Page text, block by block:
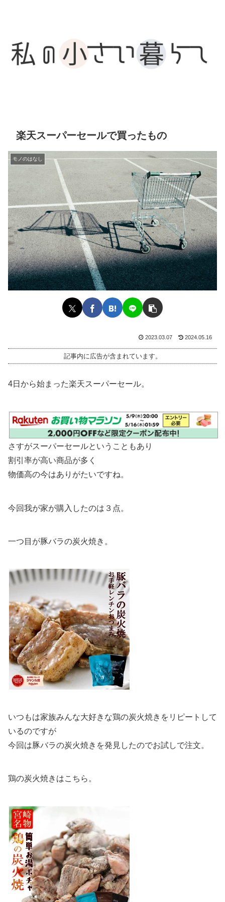
楽天スーパーセールで買ったもの
モノのはなし
2023.03.07 2024.05.16
記事内に広告が含まれています。
4日から始まった楽天スーパーセール。
さすがスーパーセールということもあり
割引率が高い商品が多く
物価高の今はありがたいですね。
今回我が家が購入したのは３点。
一つ目が豚バラの炭火焼き。
いつもは家族みんな大好きな鶏の炭火焼きをリピートして
いるのですが
今回は豚バラの炭火焼きを発見したのでお試しで注文。
鶏の炭火焼きはこちら。